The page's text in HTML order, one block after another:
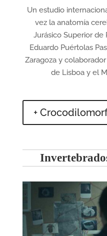
Un estudio
vez la anatomía
Jurásico Superior de
Eduardo Puértolas
Zaragoza y
de Lisboa y el
+